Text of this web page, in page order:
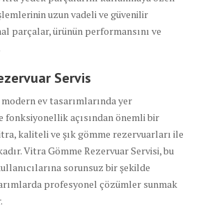
uzun vadeli ve güvenilir
parçalar, ürünün performansını ve
Servis
ev tasarımlarında yer
fonksiyonellik açısından önemli bir
kaliteli ve şık gömme rezervuarları ile
Vitra Gömme Rezervuar Servisi, bu
sorunsuz bir şekilde
profesyonel çözümler sunmak